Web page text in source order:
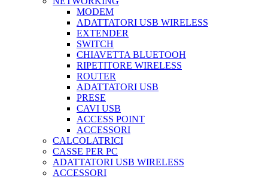
MODEM
ADATTATORI USB WIRELESS
EXTENDER
SWITCH
CHIAVETTA BLUETOOH
RIPETITORE WIRELESS
ROUTER
ADATTATORI USB
PRESE
CAVI USB
ACCESS POINT
ACCESSORI
CALCOLATRICI
CASSE PER PC
ADATTATORI USB WIRELESS
ACCESSORI